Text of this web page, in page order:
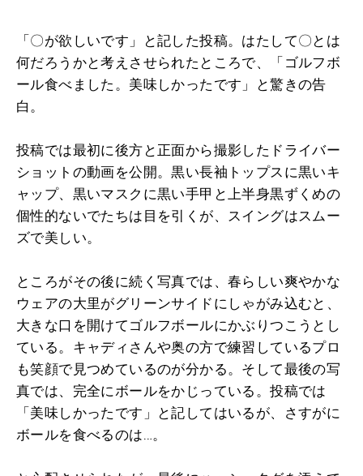
「〇が欲しいです」と記した投稿。はたして〇とは
何だろうかと考えさせられたところで、「ゴルフボ
ール食べました。美味しかったです」と驚きの告
白。
投稿では最初に後方と正面から撮影したドライバー
ショットの動画を公開。黒い長袖トップスに黒いキ
ャップ、黒いマスクに黒い手甲と上半身黒ずくめの
個性的ないでたちは目を引くが、スイングはスムー
ズで美しい。
ところがその後に続く写真では、春らしい爽やかな
ウェアの大里がグリーンサイドにしゃがみ込むと、
大きな口を開けてゴルフボールにかぶりつこうとし
ている。キャディさんや奥の方で練習しているプロ
も笑顔で見つめているのが分かる。そして最後の写
真では、完全にボールをかじっている。投稿では
「美味しかったです」と記してはいるが、さすがに
ボールを食べるのは…。